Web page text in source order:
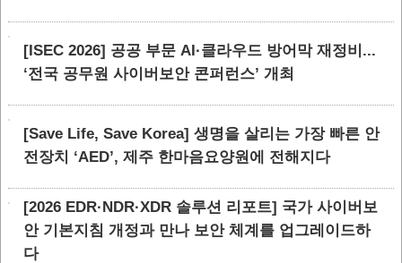
[ISEC 2026] 공공 부문 AI·클라우드 방어막 재정비...
‘전국 공무원 사이버보안 콘퍼런스’ 개최
[Save Life, Save Korea] 생명을 살리는 가장 빠른 안
전장치 ‘AED’, 제주 한마음요양원에 전해지다
[2026 EDR·NDR·XDR 솔루션 리포트] 국가 사이버보
안 기본지침 개정과 만나 보안 체계를 업그레이드하
다